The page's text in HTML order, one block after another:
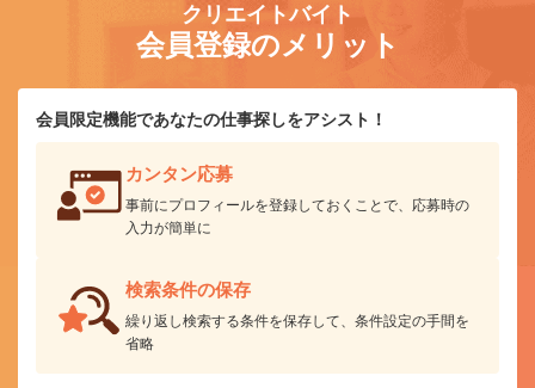
クリエイトバイト
会員登録のメリット
会員限定機能であなたの仕事探しをアシスト！
カンタン応募
事前にプロフィールを登録しておくことで、応募時の
入力が簡単に
検索条件の保存
繰り返し検索する条件を保存して、条件設定の手間を
省略